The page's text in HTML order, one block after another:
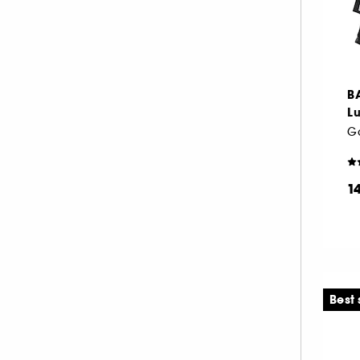
Best